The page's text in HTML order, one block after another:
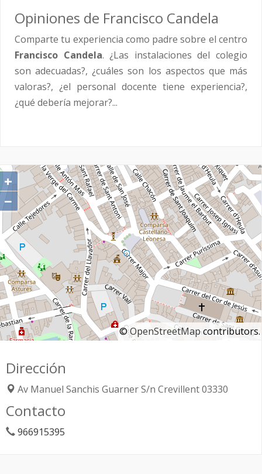
Opiniones de Francisco Candela
Comparte tu experiencia como padre sobre el centro
Francisco Candela. ¿Las instalaciones del colegio
son adecuadas?, ¿cuáles son los aspectos que más
valoras?, ¿el personal docente tiene experiencia?,
¿qué debería mejorar?...
+
−
©OpenStreetMapcontributors.
Dirección
Av Manuel Sanchis Guarner S/n Crevillent03330
Contacto
966915395